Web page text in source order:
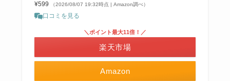
¥599
（2026/08/07 19:32時点 | Amazon調べ）
口コミを見る
Amazon
＼ポイント最大11倍！／
楽天市場